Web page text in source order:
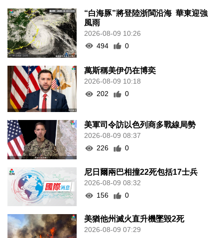
“白海豚”將登陸浙閩沿海 華東迎強
風雨
2026-08-09 10:26
494
0
萬斯稱美伊仍在博奕
2026-08-09 10:18
202
0
美軍司令訪以色列商多戰線局勢
2026-08-09 08:37
226
0
尼日爾兩巴相撞22死包括17士兵
2026-08-09 08:32
156
0
美猶他州滅火直升機墜毀2死
2026-08-09 07:29